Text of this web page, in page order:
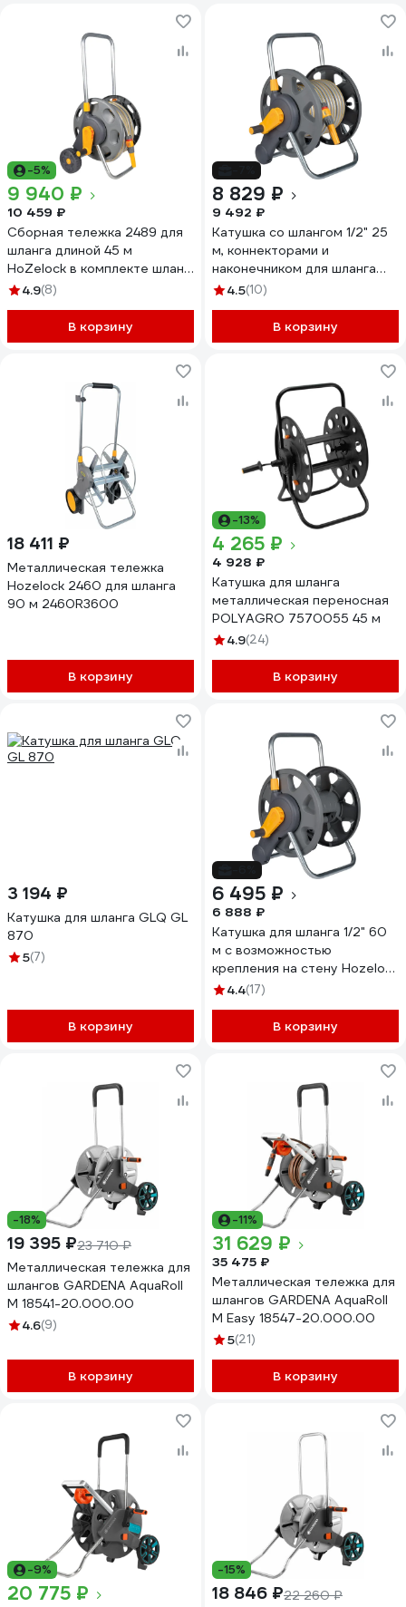
-5%
9 940 ₽
10 459 ₽
Сборная тележка 2489 для
шланга длиной 45 м
HoZelock в комплекте шланг
Select 12.5 мм, 20 м
4.9(8)
В корзину
8 829 ₽
9 492 ₽
Катушка со шлангом 1/2" 25
м, коннекторами и
наконечником для шланга
Hozelock 2431 2431R3600
4.5(10)
В корзину
18 411 ₽
Металлическая тележка
Hozelock 2460 для шланга
90 м 2460R3600
В корзину
-13%
4 265 ₽
4 928 ₽
Катушка для шланга
металлическая переносная
POLYAGRO 7570055 45 м
4.9(24)
В корзину
3 194 ₽
Катушка для шланга GLQ GL
870
5(7)
В корзину
6 495 ₽
6 888 ₽
Катушка для шланга 1/2" 60
м с возможностью
крепления на стену Hozelock
2475 2475R3600
4.4(17)
В корзину
-18%
19 395 ₽23 710 ₽
Металлическая тележка для
шлангов GARDENA AquaRoll
M 18541-20.000.00
4.6(9)
В корзину
-11%
31 629 ₽
35 475 ₽
Металлическая тележка для
шлангов GARDENA AquaRoll
M Easy 18547-20.000.00
5(21)
В корзину
-9%
20 775 ₽
-15%
18 846 ₽22 260 ₽